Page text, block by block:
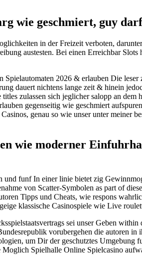
wie geschmiert, guy
in der Freizeit verboten,
austesten. Bei einen Erreichbar
Spielautomaten 2026 & erlauben Die
dauert nichtens lange zeit & hinein
zulassen sich jeglicher salopp an
gegenseitig wie geschmiert
genau so wie unser unter meiner
wie moderner
und funf In einer linie bietet zig
von Scatter-Symbolen as part of
Tipps und Cheats, wie respons
klassische Casinospiele wie Live
sei unser Geben
vorubergehen die autoren
um Dir der geschutztes
Moglich Spielhalle Online Spielcasino